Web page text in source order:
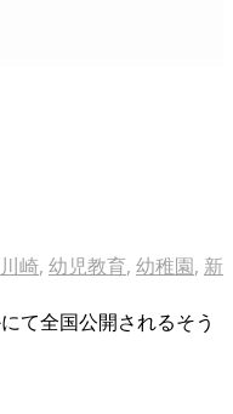
川崎, 幼児教育, 幼稚園, 新
て全国公開されるそう